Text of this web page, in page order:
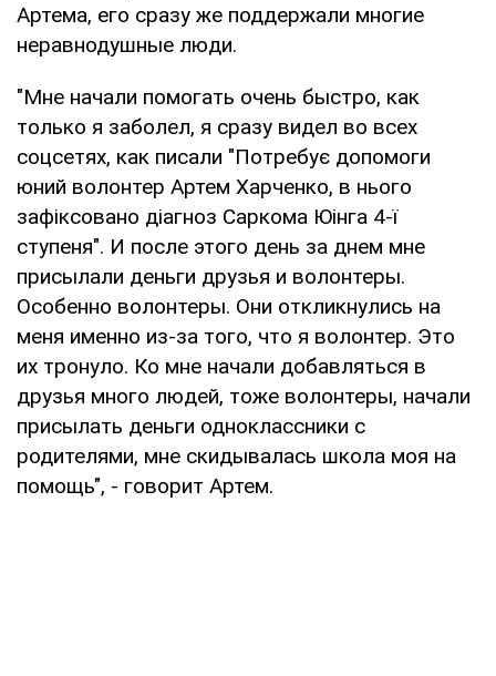
Артема, его сразу же поддержали многие
неравнодушные люди.
"Мне начали помогать очень быстро, как
только я заболел, я сразу видел во всех
соцсетях, как писали "Потребує допомоги
юний волонтер Артем Харченко, в нього
зафіксовано діагноз Саркома Юінга 4-ї
ступеня". И после этого день за днем мне
присылали деньги друзья и волонтеры.
Особенно волонтеры. Они откликнулись на
меня именно из-за того, что я волонтер. Это
их тронуло. Ко мне начали добавляться в
друзья много людей, тоже волонтеры, начали
присылать деньги одноклассники с
родителями, мне скидывалась школа моя на
помощь", - говорит Артем.